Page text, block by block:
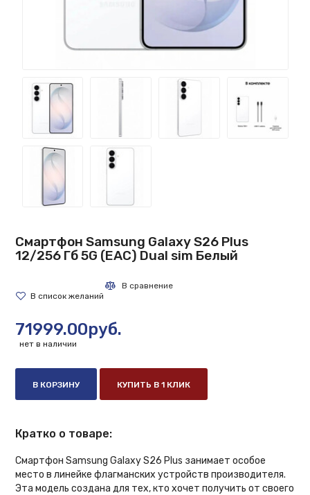
Смартфон Samsung Galaxy S26 Plus
12/256 Гб 5G (EAC) Dual sim Белый
71999.00руб.
нет в наличии
В КОРЗИНУ КУПИТЬ В 1 КЛИК
Кратко о товаре:
Смартфон Samsung Galaxy S26 Plus занимает особое
место в линейке флагманских устройств производителя.
Эта модель создана для тех, кто хочет получить от своего